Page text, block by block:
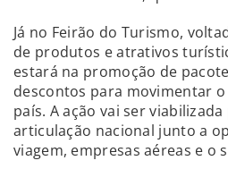
Já no Feirão do Turismo,
de produtos e atrativos
estará na promoção de
descontos para movimentar
país. A ação vai ser
articulação nacional junto a
viagem, empresas aéreas e o